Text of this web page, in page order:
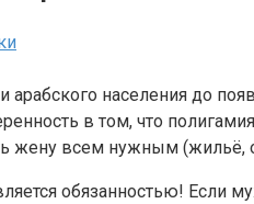
населения до
в том, что
жену всем нужным (жильё,
обязанностью! Если